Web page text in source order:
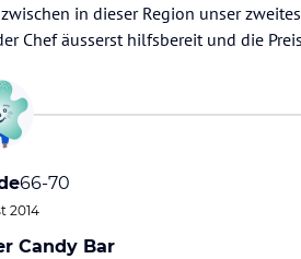
in dieser Region unser
Chef äusserst hilfsbereit und die
66-70
2014
Candy Bar